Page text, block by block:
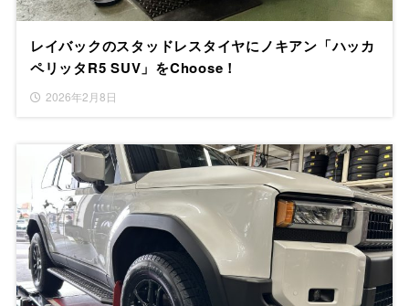
レイバックのスタッドレスタイヤにノキアン「ハッカ
ペリッタR5 SUV」をChoose！
2026年2月8日